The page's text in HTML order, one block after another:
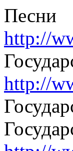
http://
http://